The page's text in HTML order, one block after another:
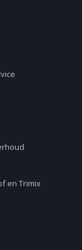
en Trimix